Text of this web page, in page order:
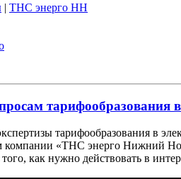
| ТНС энерго НН
тарифообразования в
тарифообразования в
компании «ТНС энерго Нижний
как нужно действовать в